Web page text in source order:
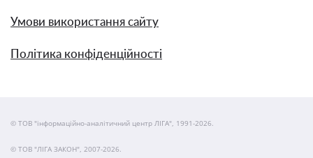
Умови використання сайту
Політика конфіденційності
© ТОВ "інформаційно-аналітичний центр ЛІГА", 1991-2026.
© ТОВ "ЛІГА ЗАКОН", 2007-2026.